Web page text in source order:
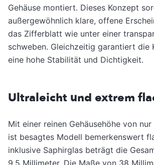
Gehäuse montiert. Dieses Konzept
außergewöhnlich klare, offene
das Zifferblatt wie unter einer
schweben. Gleichzeitig garantiert die
eine hohe Stabilität und Dichtigkeit.
Ultraleicht und extrem
Mit einer reinen Gehäusehöhe von nur
ist besagtes Modell bemerkenswert
inklusive Saphirglas beträgt die
9,5 Millimeter. Die Maße von 38